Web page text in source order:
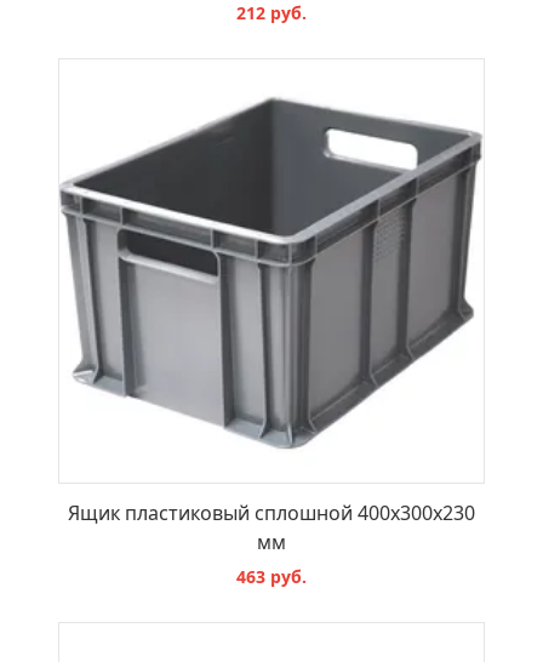
212 руб.
Ящик пластиковый сплошной 400х300х230
мм
463 руб.